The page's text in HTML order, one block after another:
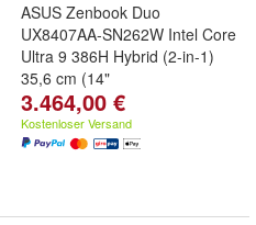
ASUS Zenbook Duo
UX8407AA-SN262W Intel Core
Ultra 9 386H Hybrid (2-in-1)
35,6 cm (14"
3.464,00 €
Kostenloser Versand